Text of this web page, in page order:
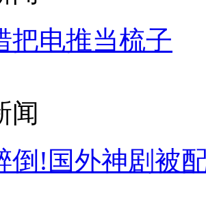
把电推当梳子
闻
倒!国外神剧被